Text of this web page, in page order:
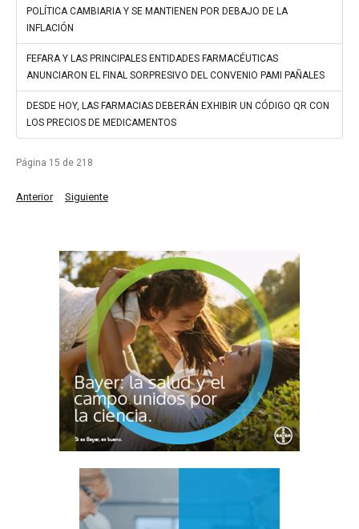
POLÍTICA CAMBIARIA Y SE MANTIENEN POR DEBAJO DE LA
INFLACIÓN
FEFARA Y LAS PRINCIPALES ENTIDADES FARMACÉUTICAS
ANUNCIARON EL FINAL SORPRESIVO DEL CONVENIO PAMI PAÑALES
DESDE HOY, LAS FARMACIAS DEBERÁN EXHIBIR UN CÓDIGO QR CON
LOS PRECIOS DE MEDICAMENTOS
Página 15 de 218
Anterior Siguiente